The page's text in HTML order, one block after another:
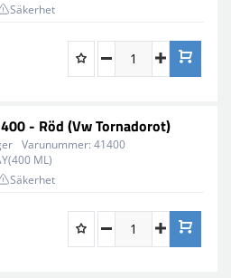
Säkerhet
- Röd (Vw Tornadorot)
Varunummer: 41400
ML)
Säkerhet